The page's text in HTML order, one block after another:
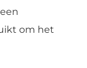
om het